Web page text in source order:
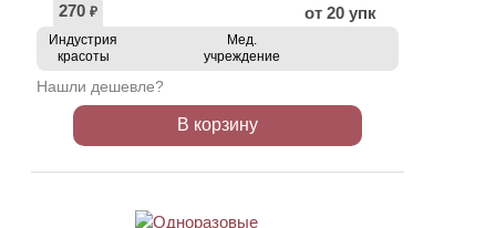
270 ₽ от 20 упк
Индустрия
красоты
Мед.
учреждение
Нашли дешевле?
В корзину